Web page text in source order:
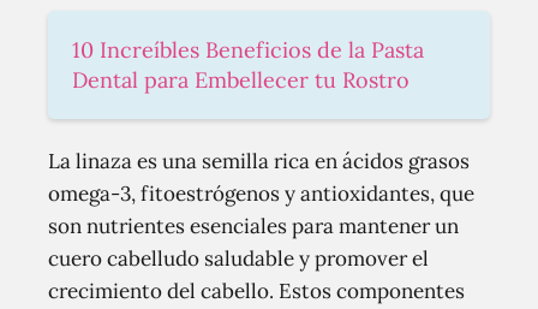
10 Increíbles Beneficios de la Pasta
Dental para Embellecer tu Rostro
La linaza es una semilla rica en ácidos grasos
omega-3, fitoestrógenos y antioxidantes, que
son nutrientes esenciales para mantener un
cuero cabelludo saludable y promover el
crecimiento del cabello. Estos componentes